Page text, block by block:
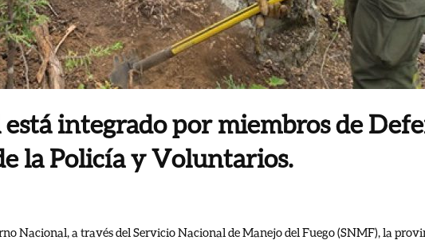
integrado por miembros de
la Policía y Voluntarios.
Nacional, a través del Servicio Nacional de Manejo del Fuego (SNMF), la